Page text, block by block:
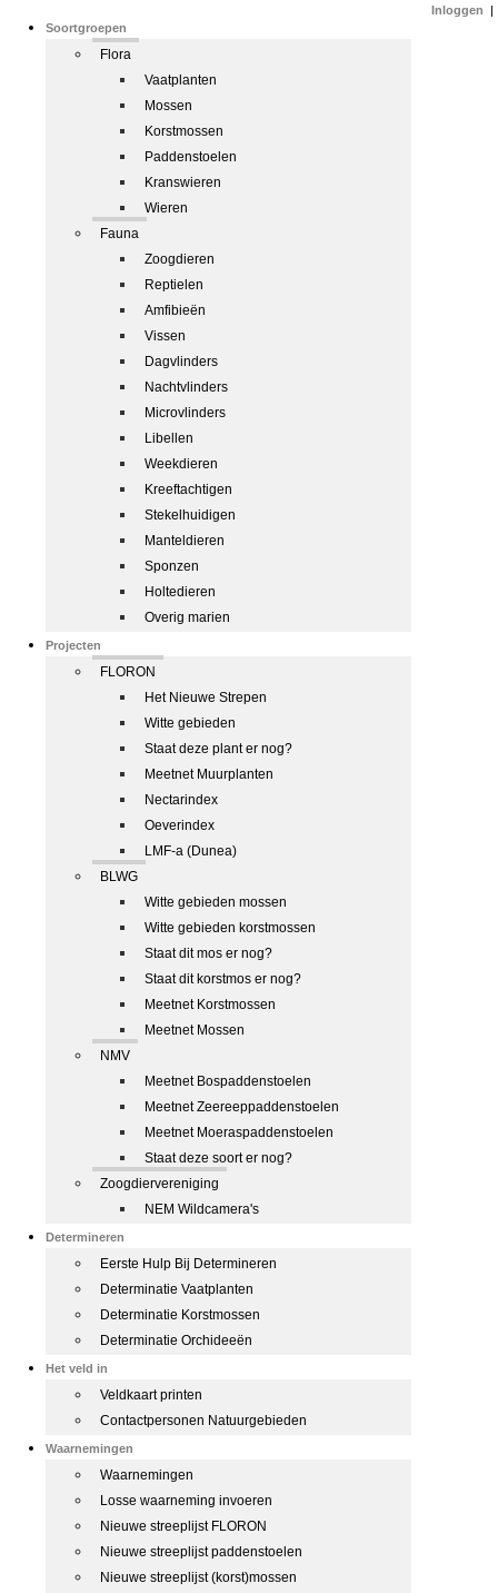
Soortgroepen
Flora
Vaatplanten
Mossen
Korstmossen
Paddenstoelen
Kranswieren
Wieren
Fauna
Zoogdieren
Reptielen
Amfibieën
Vissen
Dagvlinders
Nachtvlinders
Microvlinders
Libellen
Weekdieren
Kreeftachtigen
Stekelhuidigen
Manteldieren
Sponzen
Holtedieren
Overig marien
Projecten
FLORON
Het Nieuwe Strepen
Witte gebieden
Staat deze plant er nog?
Meetnet Muurplanten
Nectarindex
Oeverindex
LMF-a (Dunea)
BLWG
Witte gebieden mossen
Witte gebieden korstmossen
Staat dit mos er nog?
Staat dit korstmos er nog?
Meetnet Korstmossen
Meetnet Mossen
NMV
Meetnet Bospaddenstoelen
Meetnet Zeereeppaddenstoelen
Meetnet Moeraspaddenstoelen
Staat deze soort er nog?
Zoogdiervereniging
NEM Wildcamera's
Determineren
Eerste Hulp Bij Determineren
Determinatie Vaatplanten
Determinatie Korstmossen
Determinatie Orchideeën
Het veld in
Veldkaart printen
Contactpersonen Natuurgebieden
Waarnemingen
Waarnemingen
Losse waarneming invoeren
Nieuwe streeplijst FLORON
Nieuwe streeplijst paddenstoelen
Nieuwe streeplijst (korst)mossen
Inloggen |